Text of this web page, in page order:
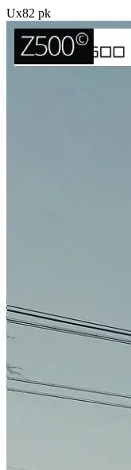
Ux82 pk